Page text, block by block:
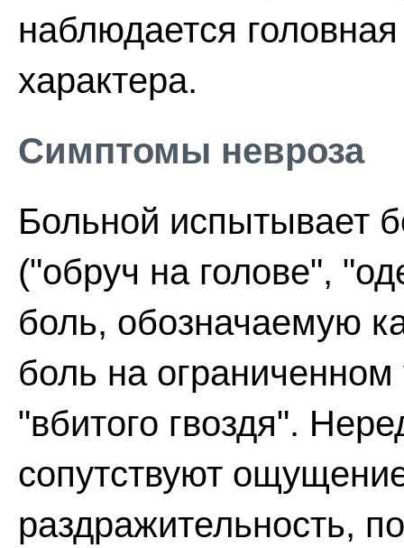
наблюдается
характера.
Симптомы невроза
Больной испытывает
("обруч на голове",
боль, обозначаемую
боль на
"вбитого гвоздя".
сопутствуют
раздражительность,